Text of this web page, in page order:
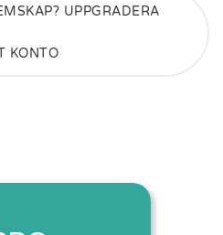
UPPGRADERA
KONTO